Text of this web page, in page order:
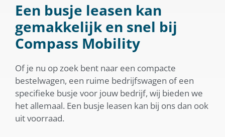
Een busje leasen kan
gemakkelijk en snel bij
Compass Mobility
Of je nu op zoek bent naar een compacte
bestelwagen, een ruime bedrijfswagen of een
specifieke busje voor jouw bedrijf, wij bieden we
het allemaal. Een busje leasen kan bij ons dan ook
uit voorraad.